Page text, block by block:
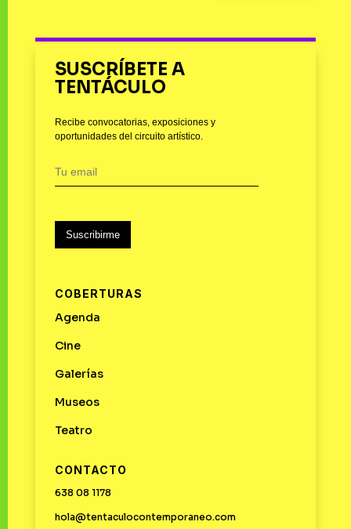
SUSCRÍBETE A
TENTÁCULO
Recibe convocatorias, exposiciones y
oportunidades del circuito artístico.
Suscribirme
COBERTURAS
Agenda
Cine
Galerías
Museos
Teatro
CONTACTO
638 08 1178
hola@tentaculocontemporaneo.com